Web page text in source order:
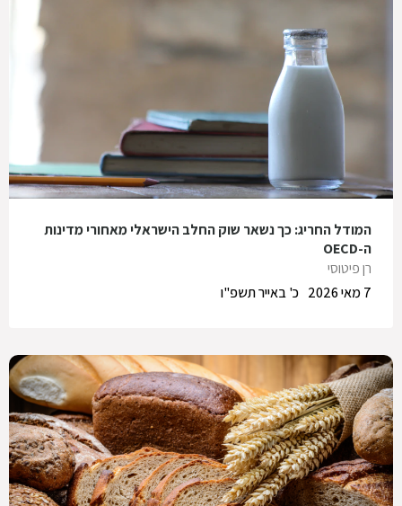
המודל החריג: כך נשאר שוק החלב הישראלי מאחורי מדינות
ה-OECD
רן פיטוסי
כ' באייר תשפ"ו
7 מאי 2026